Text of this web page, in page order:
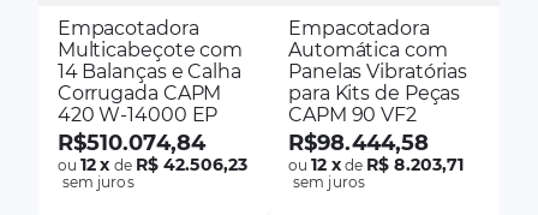
Empacotadora
Multicabeçote com
14 Balanças e Calha
Corrugada CAPM
420 W-14000 EP
R$510.074,84
ou12x de R$ 42.506,23
sem juros
Empacotadora
Automática com
Panelas Vibratórias
para Kits de Peças
CAPM 90 VF2
R$98.444,58
ou12 xde R$ 8.203,71
sem juros